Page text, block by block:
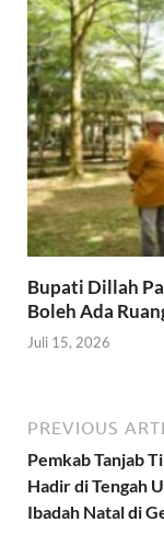
Bupati Dillah
Boleh Ada
Juli 15, 2026
PREVIOUS
Pemkab Tanjab
Hadir di Tengah
Ibadah Natal di